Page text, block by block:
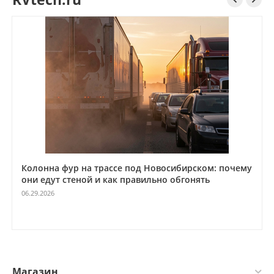
Колонна фур на трассе под Новосибирском: почему
они едут стеной и как правильно обгонять
06.29.2026